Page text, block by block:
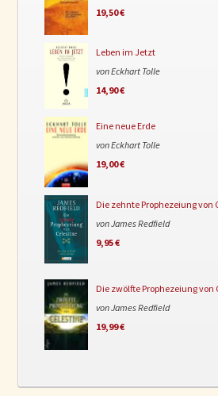
19,50 €
Leben im Jetzt
von Eckhart Tolle
14,90 €
Eine neue Erde
von Eckhart Tolle
19,00 €
Die zehnte Prophezeiung von
von James Redfield
9,95 €
Die zwölfte Prophezeiung von
von James Redfield
19,99 €